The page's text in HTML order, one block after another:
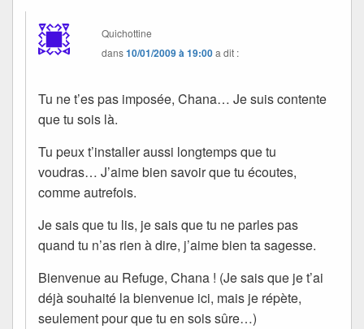
Quichottine
dans10/01/2009 à 19:00a dit :
Tu ne t’es pas imposée, Chana… Je suis contente
que tu sois là.
Tu peux t’installer aussi longtemps que tu
voudras… J’aime bien savoir que tu écoutes,
comme autrefois.
Je sais que tu lis, je sais que tu ne parles pas
quand tu n’as rien à dire, j’aime bien ta sagesse.
Bienvenue au Refuge, Chana ! (Je sais que je t’ai
déjà souhaité la bienvenue ici, mais je répète,
seulement pour que tu en sois sûre…)